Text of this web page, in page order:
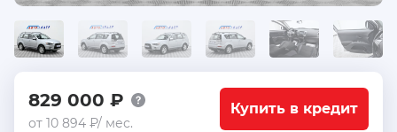
829 000 ₽
от 10 894 ₽/ мес.
Купить в кредит